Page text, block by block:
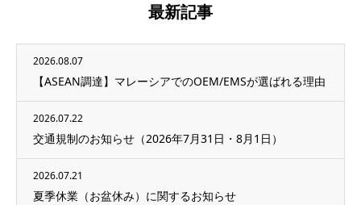
最新記事
2026.08.07
【ASEAN調達】マレーシアでのOEM/EMSが選ばれる理由
2026.07.22
交通規制のお知らせ（2026年7月31日・8月1日）
2026.07.21
夏季休業（お盆休み）に関するお知らせ